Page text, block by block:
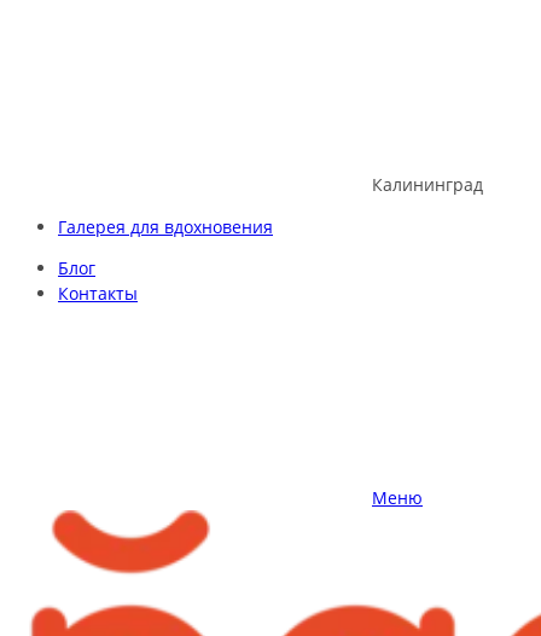
Калининград
Галерея для вдохновения
Блог
Контакты
Меню